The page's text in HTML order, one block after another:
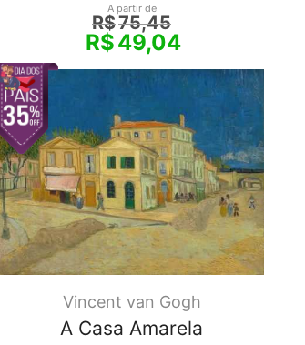
A partir de
R$75,45
R$49,04
Vincent van Gogh
A Casa Amarela